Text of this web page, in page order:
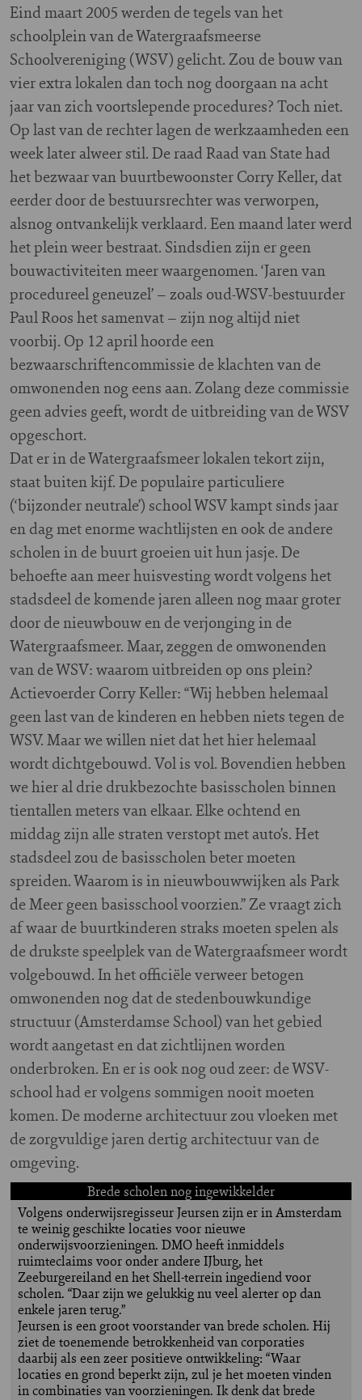
Eind maart 2005 werden de tegels van het
schoolplein van de Watergraafsmeerse
Schoolvereniging (WSV) gelicht. Zou de bouw van
vier extra lokalen dan toch nog doorgaan na acht
jaar van zich voortslepende procedures? Toch niet.
Op last van de rechter lagen de werkzaamheden een
week later alweer stil. De raad Raad van State had
het bezwaar van buurtbewoonster Corry Keller, dat
eerder door de bestuursrechter was verworpen,
alsnog ontvankelijk verklaard. Een maand later werd
het plein weer bestraat. Sindsdien zijn er geen
bouwactiviteiten meer waargenomen. ‘Jaren van
procedureel geneuzel’ – zoals oud-WSV-bestuurder
Paul Roos het samenvat – zijn nog altijd niet
voorbij. Op 12 april hoorde een
bezwaarschriftencommissie de klachten van de
omwonenden nog eens aan. Zolang deze commissie
geen advies geeft, wordt de uitbreiding van de WSV
opgeschort.
Dat er in de Watergraafsmeer lokalen tekort zijn,
staat buiten kijf. De populaire particuliere
(‘bijzonder neutrale’) school WSV kampt sinds jaar
en dag met enorme wachtlijsten en ook de andere
scholen in de buurt groeien uit hun jasje. De
behoefte aan meer huisvesting wordt volgens het
stadsdeel de komende jaren alleen nog maar groter
door de nieuwbouw en de verjonging in de
Watergraafsmeer. Maar, zeggen de omwonenden
van de WSV: waarom uitbreiden op ons plein?
Actievoerder Corry Keller: “Wij hebben helemaal
geen last van de kinderen en hebben niets tegen de
WSV. Maar we willen niet dat het hier helemaal
wordt dichtgebouwd. Vol is vol. Bovendien hebben
we hier al drie drukbezochte basisscholen binnen
tientallen meters van elkaar. Elke ochtend en
middag zijn alle straten verstopt met auto’s. Het
stadsdeel zou de basisscholen beter moeten
spreiden. Waarom is in nieuwbouwwijken als Park
de Meer geen basisschool voorzien.” Ze vraagt zich
af waar de buurtkinderen straks moeten spelen als
de drukste speelplek van de Watergraafsmeer wordt
volgebouwd. In het officiële verweer betogen
omwonenden nog dat de stedenbouwkundige
structuur (Amsterdamse School) van het gebied
wordt aangetast en dat zichtlijnen worden
onderbroken. En er is ook nog oud zeer: de WSV-
school had er volgens sommigen nooit moeten
komen. De moderne architectuur zou vloeken met
de zorgvuldige jaren dertig architectuur van de
omgeving.
Brede scholen nog ingewikkelder
Volgens onderwijsregisseur Jeursen zijn er in Amsterdam
te weinig geschikte locaties voor nieuwe
onderwijsvoorzieningen. DMO heeft inmiddels
ruimteclaims voor onder andere IJburg, het
Zeeburgereiland en het Shell-terrein ingediend voor
scholen. “Daar zijn we gelukkig nu veel alerter op dan
enkele jaren terug.”
Jeursen is een groot voorstander van brede scholen. Hij
ziet de toenemende betrokkenheid van corporaties
daarbij als een zeer positieve ontwikkeling: “Waar
locaties en grond beperkt zijn, zul je het moeten vinden
in combinaties van voorzieningen. Ik denk dat brede